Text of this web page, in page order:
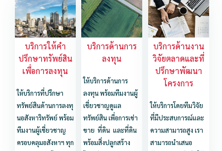
บริการให้คำ
ปรึกษาทรัพย์สิน
เพื่อการลงทุน
ให้บริการที่ปรึกษา
ทรัพย์สินด้านการลงทุ
นอสังหาริทรัพย์ พร้อม
ทีมงานผู้เชี่ยวชาญ
ครอบคลุมอสังหาฯ ทุก
บริการด้านการ
ลงทุน
ให้บริการด้านการ
ลงทุน พร้อมทีมงานผู้
เชี่ยวชาญดูแล
ทรัพย์สิน เพื่อการเช่า
ขาย ที่ดิน และที่ดิน
พร้อมสิ่งปลูกสร้าง
บริการด้านงาน
วิจัยตลาดและที่
ปรึกษาพัฒนา
โครงการ
ให้บริการโดยทีมวิจัย
ที่มีประสบการณ์และ
ความสามารถสูง เรา
สามารถนำเสนอ